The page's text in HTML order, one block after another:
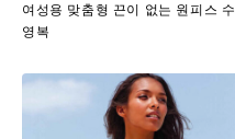
여성용 맞춤형 끈이 없는 원피스 수
영복